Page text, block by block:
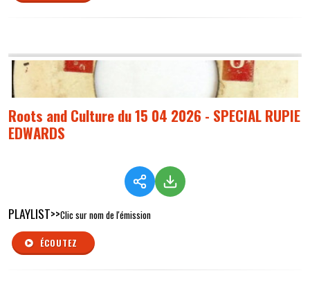
Roots and Culture du 15 04 2026 - SPECIAL RUPIE
EDWARDS
PLAYLIST>>Clic sur nom de l'émission
ÉCOUTEZ